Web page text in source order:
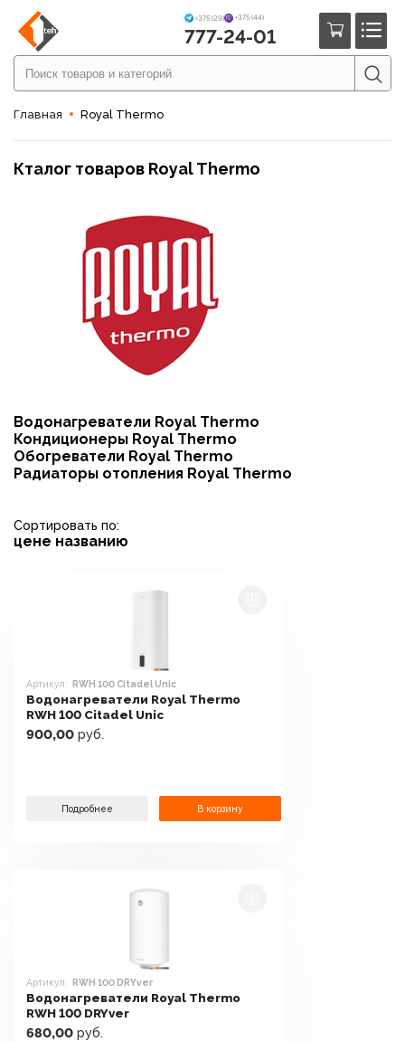
+375 (29) +375 (44)
777-24-01
Главная Royal Thermo
Кталог товаров Royal Thermo
Водонагреватели Royal Thermo
Кондиционеры Royal Thermo
Обогреватели Royal Thermo
Радиаторы отопления Royal Thermo
Сортировать по:
цене названию
Артикул: RWH 100 Citadel Unic
Водонагреватели Royal Thermo
RWH 100 Citadel Unic
900,00 руб.
Подробнее В корзину
Артикул: RWH 100 DRYver
Водонагреватели Royal Thermo
RWH 100 DRYver
680,00 руб.